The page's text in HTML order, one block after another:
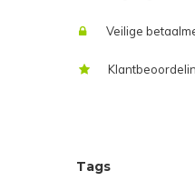
Veilige
Tags